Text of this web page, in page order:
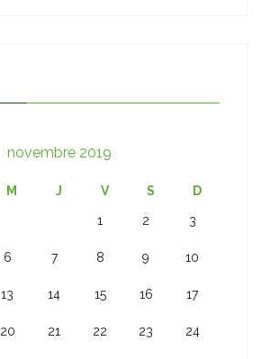
novembre 2019
M J V S D
1 2 3
6 7 8 9 10
13 14 15 16 17
20 21 22 23 24